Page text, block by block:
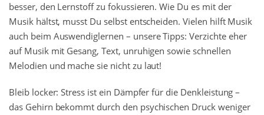
besser, den Lernstoff zu fokussieren. Wie Du es mit der
Musik hältst, musst Du selbst entscheiden. Vielen hilft Musik
auch beim Auswendiglernen – unsere Tipps: Verzichte eher
auf Musik mit Gesang, Text, unruhigen sowie schnellen
Melodien und mache sie nicht zu laut!
Bleib locker: Stress ist ein Dämpfer für die Denkleistung –
das Gehirn bekommt durch den psychischen Druck weniger